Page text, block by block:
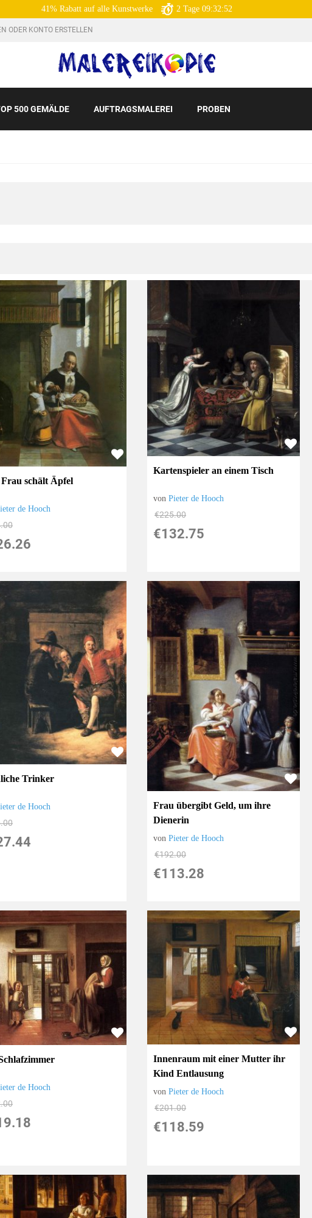
41% Rabatt auf alle Kunstwerke 2 Tage 09:32:50
ODER KONTO ERSTELLEN
500 GEMÄLDE AUFTRAGSMALEREI PROBEN
schält Äpfel
de Hooch
Kartenspieler an einem Tisch
vonPieter de Hooch
€225.00
€132.75
Trinker
de Hooch
Frau übergibt Geld, um ihre
Dienerin
vonPieter de Hooch
€192.00
€113.28
de Hooch
Innenraum mit einer Mutter ihr
Kind Entlausung
vonPieter de Hooch
€201.00
€118.59